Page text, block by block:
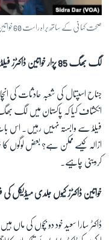
صحت کہانی کے ساتھ براہ راست 60 خواتین ڈاکٹرز منسلک ہیں۔
لگ بھگ 85 پزار خواتین ڈاکٹرز فیلڈ چھوڑ دیتی ہیں
جناح اسپتال کی شعبہ حادثات کی
فیلڈ سے وابستہ نہیں رہیں۔ اس
ازالہ کیسے ممکن ہے؟ بعض لوگوں کا
کردینی چاہیے۔
خواتین ڈاکٹرز کیوں جلدی میڈیکل کی
ڈاکٹر سارا سعید خود دو بچوں کی ماں